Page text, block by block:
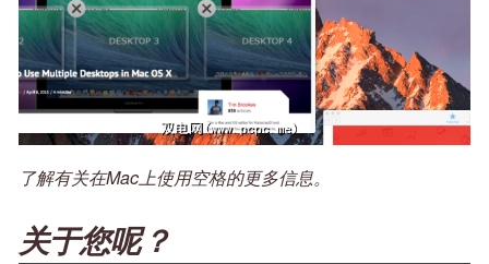
了解有关在Mac上使用空格的更多信息。
关于您呢？